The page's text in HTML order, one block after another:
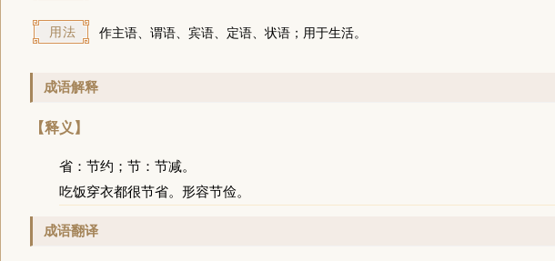
用法 作主语、谓语、宾语、定语、状语；用于生活。
成语解释
【释义】
省：节约；节：节减。
吃饭穿衣都很节省。形容节俭。
成语翻译